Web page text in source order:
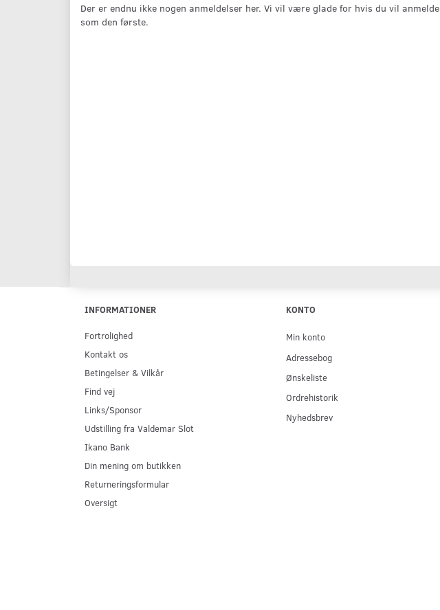
Der er endnu ikke nogen anmeldelser her. Vi vil være glade for hvis du vil anmelde
som den første.
INFORMATIONER
Fortrolighed
Kontakt os
Betingelser & Vilkår
Find vej
Links/Sponsor
Udstilling fra Valdemar Slot
Ikano Bank
Din mening om butikken
Returneringsformular
Oversigt
KONTO
Min konto
Adressebog
Ønskeliste
Ordrehistorik
Nyhedsbrev